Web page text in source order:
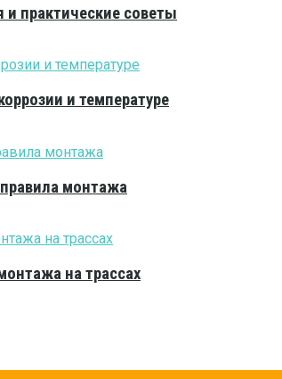
и практические советы
и температуре
монтажа
на трассах